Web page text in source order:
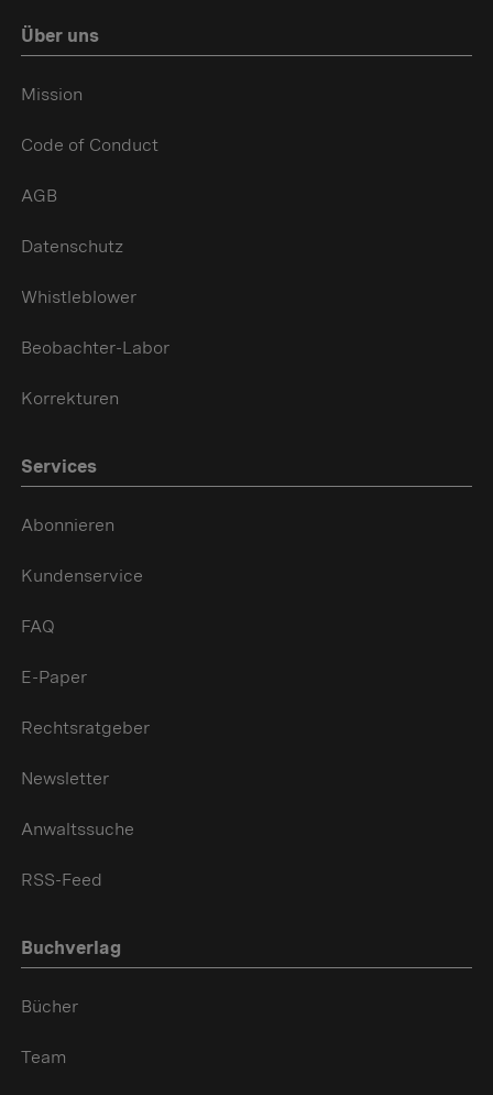
Über uns
Mission
Code of Conduct
AGB
Datenschutz
Whistleblower
Beobachter-Labor
Korrekturen
Services
Abonnieren
Kundenservice
FAQ
E-Paper
Rechtsratgeber
Newsletter
Anwaltssuche
RSS-Feed
Buchverlag
Bücher
Team